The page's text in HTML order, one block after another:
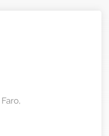
Faro,